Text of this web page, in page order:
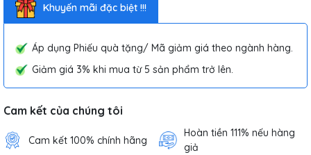
Khuyến mãi đặc biệt !!!
Áp dụng Phiếu quà tặng/ Mã giảm giá theo ngành hàng.
Giảm giá 3% khi mua từ 5 sản phẩm trở lên.
Cam kết của chúng tôi
Cam kết 100% chính hãng
Hoàn tiền 111% nếu hàng
giả